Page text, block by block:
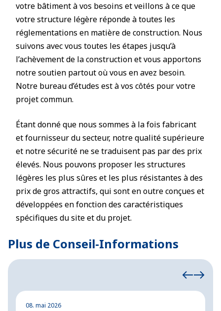
votre bâtiment à vos besoins et veillons à ce que
votre structure légère réponde à toutes les
réglementations en matière de construction. Nous
suivons avec vous toutes les étapes jusqu’à
l’achèvement de la construction et vous apportons
notre soutien partout où vous en avez besoin.
Notre bureau d’études est à vos côtés pour votre
projet commun.
Étant donné que nous sommes à la fois fabricant
et fournisseur du secteur, notre qualité supérieure
et notre sécurité ne se traduisent pas par des prix
élevés. Nous pouvons proposer les structures
légères les plus sûres et les plus résistantes à des
prix de gros attractifs, qui sont en outre conçues et
développées en fonction des caractéristiques
spécifiques du site et du projet.
Plus de Conseil-Informations
08. mai 2026